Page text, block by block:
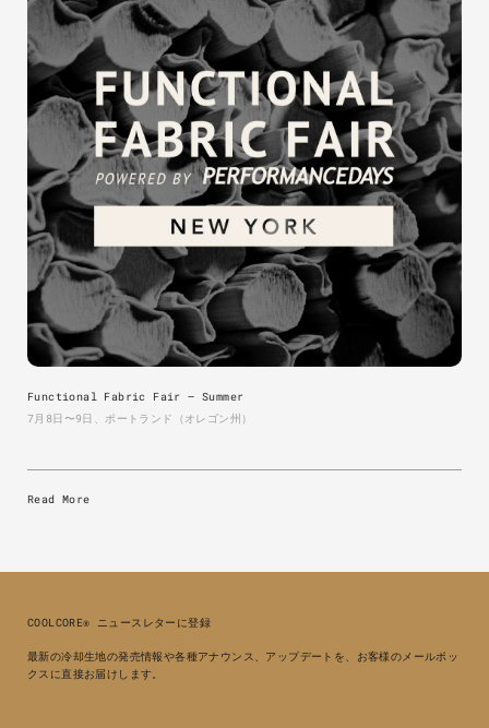
Functional Fabric Fair — Summer
7月8日〜9日、ポートランド（オレゴン州）
Read More
COOLCORE® ニュースレターに登録
最新の冷却生地の発売情報や各種アナウンス、アップデートを、お客様のメールボッ
クスに直接お届けします。